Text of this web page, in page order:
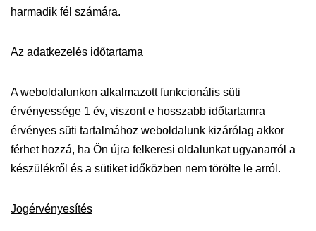
harmadik fél számára.
Az adatkezelés időtartama
A weboldalunkon alkalmazott funkcionális süti
érvényessége 1 év, viszont e hosszabb időtartamra
érvényes süti tartalmához weboldalunk kizárólag akkor
férhet hozzá, ha Ön újra felkeresi oldalunkat ugyanarról a
készülékről és a sütiket időközben nem törölte le arról.
Jogérvényesítés